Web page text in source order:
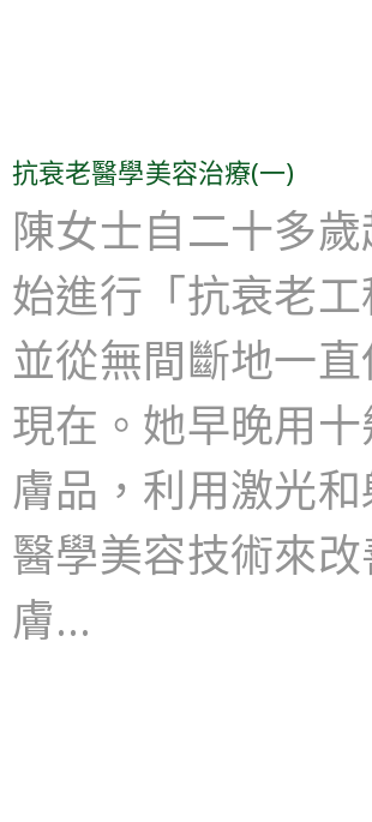
抗衰老醫學美容治療(一)
陳女士自二十多
始進行「抗衰老工
並從無間斷地一
現在。她早晚用
膚品，利用激光
醫學美容技術來
膚…